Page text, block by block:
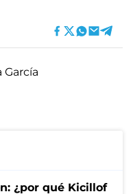
García
¿por qué Kicillof